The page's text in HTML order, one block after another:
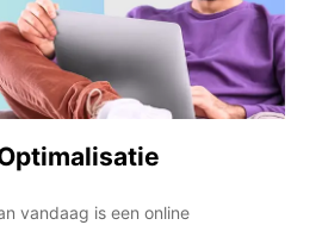
vandaag is een online